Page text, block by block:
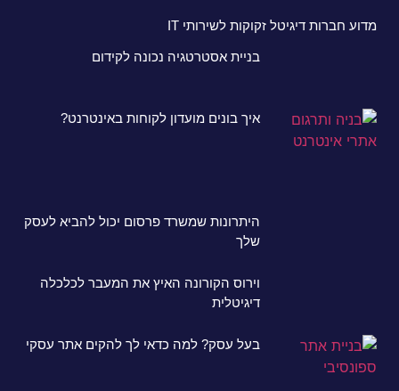
מדוע חברות דיגיטל זקוקות לשירותי IT
בניית אסטרטגיה נכונה לקידום
איך בונים מועדון לקוחות באינטרנט?
היתרונות שמשרד פרסום יכול להביא לעסק
שלך
וירוס הקורונה האיץ את המעבר לכלכלה
דיגיטלית
בעל עסק? למה כדאי לך להקים אתר עסקי